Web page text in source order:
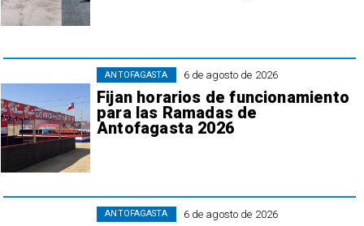
6 de agosto de 2026
Fijan horarios de funcionamiento
para las Ramadas de
Antofagasta 2026
ANTOFAGASTA
6 de agosto de 2026
ANTOFAGASTA